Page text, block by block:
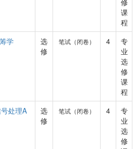
修
课
程
学
选
修
笔试（闭卷） 4
专
业
选
修
课
程
处理A
选
修
笔试（闭卷） 4
专
业
选
修